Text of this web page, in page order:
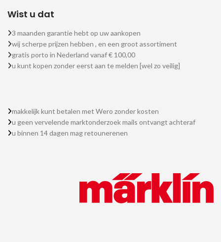
Wist u dat
3 maanden garantie hebt op uw aankopen
wij scherpe prijzen hebben , en een groot assortiment
gratis porto in Nederland vanaf € 100,00
u kunt kopen zonder eerst aan te melden [wel zo veilig]
makkelijk kunt betalen met Wero zonder kosten
u geen vervelende marktonderzoek mails ontvangt achteraf
u binnen 14 dagen mag retounerenen